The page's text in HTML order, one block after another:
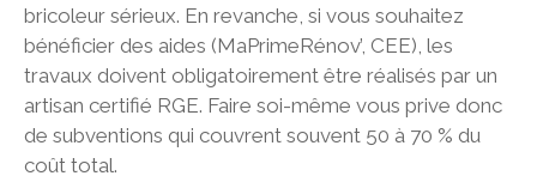
bricoleur sérieux. En revanche, si vous souhaitez
bénéficier des aides (MaPrimeRénov’, CEE), les
travaux doivent obligatoirement être réalisés par un
artisan certifié RGE. Faire soi-même vous prive donc
de subventions qui couvrent souvent 50 à 70 % du
coût total.